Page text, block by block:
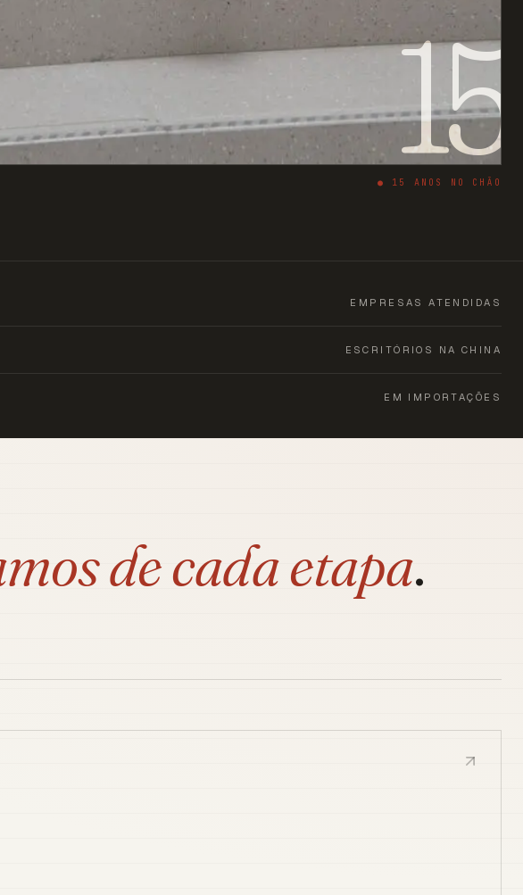
15
● 15 ANOS NO CHÃO
EMPRESAS ATENDIDAS
ESCRITÓRIOS NA CHINA
EM IMPORTAÇÕES
de cada etapa.